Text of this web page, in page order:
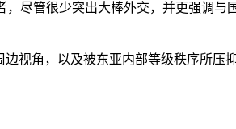
尽管很少突出大棒外交，并更强调与
视角，以及被东亚内部等级秩序所压